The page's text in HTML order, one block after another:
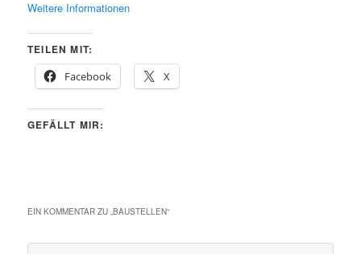
Weitere Informationen
TEILEN MIT:
Facebook
X
GEFÄLLT MIR:
EIN KOMMENTAR ZU „BAUSTELLEN“